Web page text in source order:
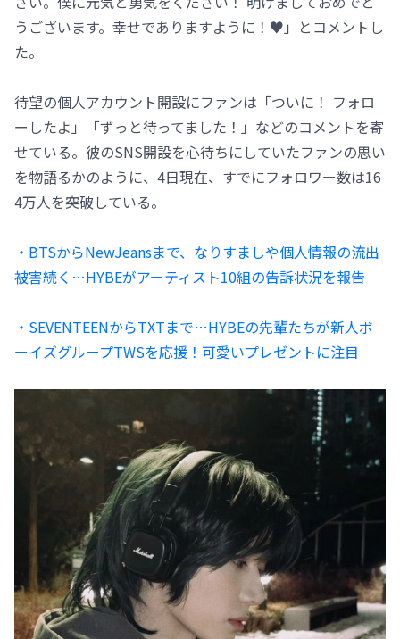
うございます。幸せでありますように！♥」とコメントし
た。
待望の個人アカウント開設にファンは「ついに！ フォロ
ーしたよ」「ずっと待ってました！」などのコメントを寄
せている。彼のSNS開設を心待ちにしていたファンの思い
を物語るかのように、4日現在、すでにフォロワー数は16
4万人を突破している。
・BTSからNewJeansまで、なりすましや個人情報の流出
被害続く…HYBEがアーティスト10組の告訴状況を報告
・SEVENTEENからTXTまで…HYBEの先輩たちが新人ボ
ーイズグループTWSを応援！可愛いプレゼントに注目